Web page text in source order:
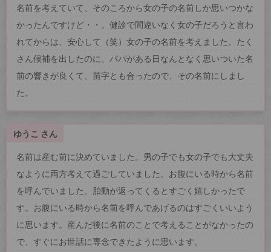
名前を考えていて、そのころから女の子の名前しか思いつかな
かったんですけど・・。健診で間違いなく女の子だろうと言わ
れてからは、安心して（笑）女の子の名前を考えました。たく
さん候補を出したのに、パパがある日なんとなく思いついた名
前の響きが良くて、苗字とも合ったので、その名前にしまし
た。
ゆうこ さん
名前は産む前に決めていました。男の子でも女の子でも大丈夫
なように両方考えて過ごしていました。お腹にいる時から名前
を呼んでいました。胎動が返ってくるとすごく嬉しかったで
す。お腹にいる時から名前を呼んであげるのはすごくいいよう
に思います。産んだ後に名前のことで考えることがなかったの
で、すぐにお世話に専念できたように思います。